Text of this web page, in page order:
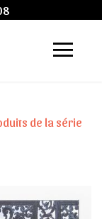
de la série